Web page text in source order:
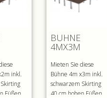
inkl.
Füßen,
BÜHNE
4MX3M
Mieten Sie diese
Bühne 4m x3m inkl.
schwarzem Skirting
40 cm hohen Füßen,